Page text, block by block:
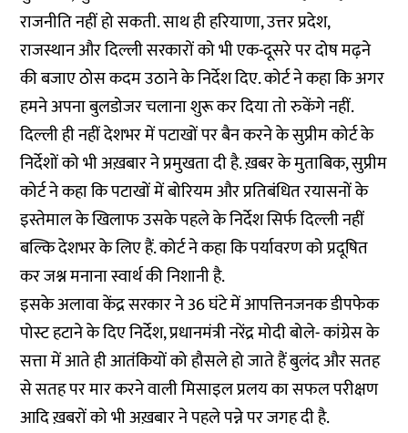
राजनीति नहीं हो सकती. साथ ही हरियाणा, उत्तर प्रदेश,
राजस्थान और दिल्ली सरकारों को भी एक-दूसरे पर दोष मढ़ने
की बजाए ठोस कदम उठाने के निर्देश दिए. कोर्ट ने कहा कि अगर
हमने अपना बुलडोजर चलाना शुरू कर दिया तो रुकेंगे नहीं.
दिल्ली ही नहीं देशभर में पटाखों पर बैन करने के सुप्रीम कोर्ट के
निर्देशों को भी अख़बार ने प्रमुखता दी है. ख़बर के मुताबिक, सुप्रीम
कोर्ट ने कहा कि पटाखों में बोरियम और प्रतिबंधित रयासनों के
इस्तेमाल के खिलाफ उसके पहले के निर्देश सिर्फ दिल्ली नहीं
बल्कि देशभर के लिए हैं. कोर्ट ने कहा कि पर्यावरण को प्रदूषित
कर जश्न मनाना स्वार्थ की निशानी है.
इसके अलावा केंद्र सरकार ने 36 घंटे में आपत्तिनजनक डीपफेक
पोस्ट हटाने के दिए निर्देश, प्रधानमंत्री नरेंद्र मोदी बोले- कांग्रेस के
सत्ता में आते ही आतंकियों को हौसले हो जाते हैं बुलंद और सतह
से सतह पर मार करने वाली मिसाइल प्रलय का सफल परीक्षण
आदि ख़बरों को भी अख़बार ने पहले पन्ने पर जगह दी है.